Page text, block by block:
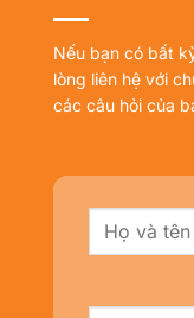
Nếu bạn có bất
lòng liên hệ với
các câu hỏi của